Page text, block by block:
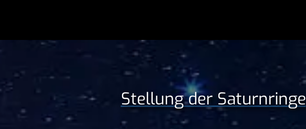
Stellung der Saturnringe